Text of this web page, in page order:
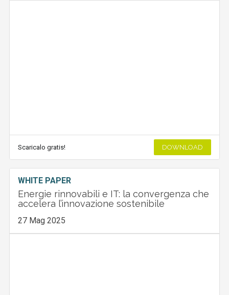
Scaricalo gratis! DOWNLOAD
WHITE PAPER
Energie rinnovabili e IT: la convergenza che
accelera l’innovazione sostenibile
27 Mag 2025